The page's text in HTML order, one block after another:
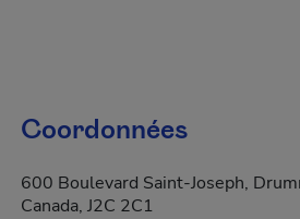
Coordonnées
600 Boulevard Saint-Joseph,
Canada, J2C 2C1